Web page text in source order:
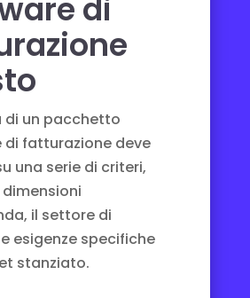
di
di un pacchetto
di fatturazione deve
una serie di criteri,
il settore di
esigenze specifiche
stanziato.